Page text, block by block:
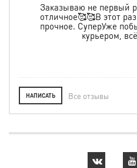
Заказываю не первый
отличное🥰🥰В этот
прочное. СуперУже
курьером,
НАПИСАТЬ Все отзывы